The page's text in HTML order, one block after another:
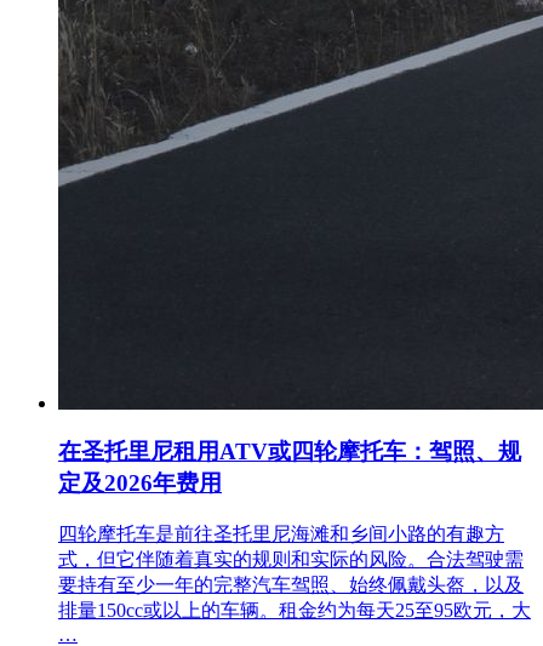
在圣托里尼租用ATV或四轮摩托车：驾照、规
定及2026年费用
四轮摩托车是前往圣托里尼海滩和乡间小路的有趣方
式，但它伴随着真实的规则和实际的风险。合法驾驶需
要持有至少一年的完整汽车驾照、始终佩戴头盔，以及
排量150cc或以上的车辆。租金约为每天25至95欧元，大
…